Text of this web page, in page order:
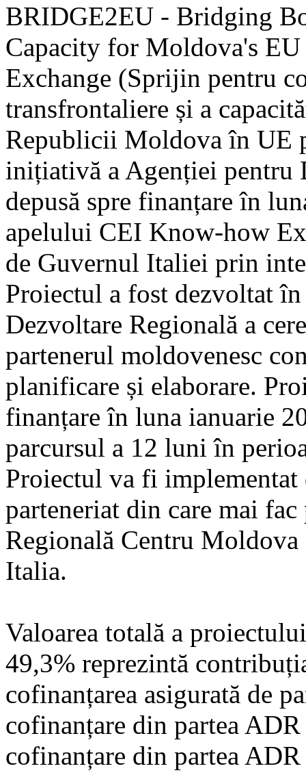
BRIDGE2EU - Bridging
Capacity for Moldova's
Exchange (Sprijin pentru
transfrontaliere și a
Republicii Moldova în UE
inițiativă a Agenției pentru
depusă spre finanțare în
apelului CEI Know-how
de Guvernul Italiei prin
Proiectul a fost dezvoltat
Dezvoltare Regională a
partenerul moldovenesc
planificare și elaborare.
finanțare în luna ianuarie
parcursul a 12 luni în
Proiectul va fi
parteneriat din care mai
Regională Centru
Italia.
Valoarea totală a
49,3% reprezintă
cofinanțarea asigurată de
cofinanțare din partea
cofinanțare din partea